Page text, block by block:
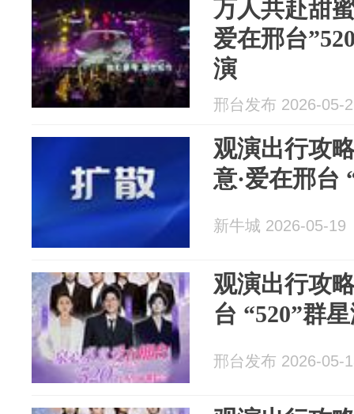
万人共赴甜
爱在邢台
演
邢台发布 2026-05-
观演出行攻
意·爱在邢台
新牛城 2026-05-19
观演出行攻
台 “520”群
邢台发布 2026-05-